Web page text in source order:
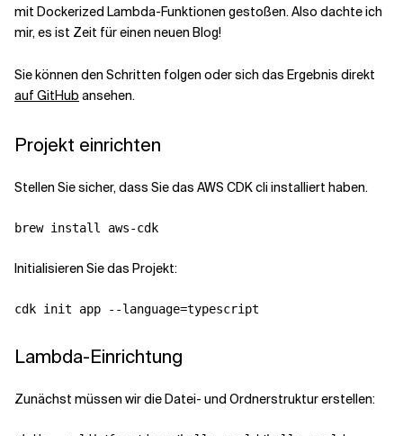
mit Dockerized Lambda-Funktionen gestoßen. Also dachte ich
mir, es ist Zeit für einen neuen Blog!
Sie können den Schritten folgen oder sich das Ergebnis direkt
auf GitHub ansehen.
Projekt einrichten
Stellen Sie sicher, dass Sie das AWS CDK cli installiert haben.
Initialisieren Sie das Projekt:
Lambda-Einrichtung
Zunächst müssen wir die Datei- und Ordnerstruktur erstellen: